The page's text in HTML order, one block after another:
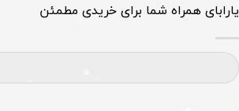
یارابای همراه شما برای خریدی مطمئن